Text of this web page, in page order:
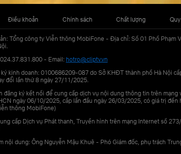
Điều khoản Chính sách Chất lượng
Tổng công ty Viễn thông MobiFone - Địa chỉ: Số 01 Phố Phạm
- Email: hotro@cliptv.vn
kinh doanh: 0100686209-087 do Sở KHĐT thành phố Hà Nội
đổi lần thứ 8 ngày 27/11/2025.
đăng ký kết nối để cung cấp dịch vụ nội dung thông tin trên
ngày 06/10/2025, cấp lần đầu ngày 26/03/2025, có giá trị đến
thông MobiFone)
cấp Dịch vụ Phát thanh, Truyền hình trên mạng Internet số
nội dung: Ông Nguyễn Mậu Khuê - Phó Giám đốc, phụ trách